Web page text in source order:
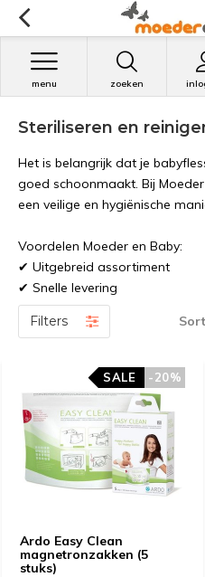
zoeken
menu
Steriliseren en
Het is belangrijk dat je
goed schoonmaakt. Bij
een veilige en hygiënische
Voordelen Moeder en Baby:
✔ Uitgebreid assortiment
✔ Snelle levering
Filters
Ardo Easy Clean
magnetronzakken (5
stuks)
-20%
SALE -20%
SALE